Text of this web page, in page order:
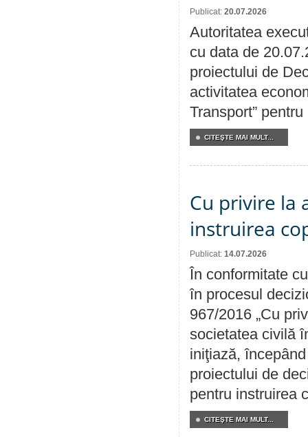
Publicat: 20.07.2026
Autoritatea
cu data de
proiectului de
activitatea
Transport” pentru
CITEŞTE MAI MULT...
Cu privire la
instruirea
Publicat: 14.07.2026
În conformitate
în procesul
967/2016 „Cu
societatea civilă
iniţiază,
proiectului de
pentru instruirea
CITEŞTE MAI MULT...